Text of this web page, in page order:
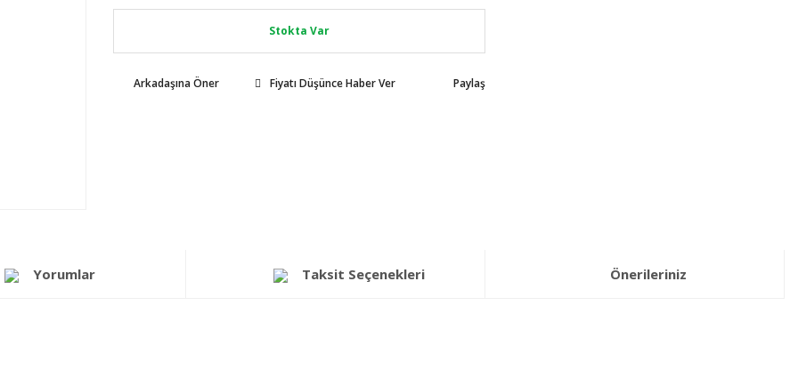
Stokta Var
Arkadaşına Öner Fiyatı Düşünce Haber Ver Paylaş
Yorumlar Taksit Seçenekleri Önerileriniz